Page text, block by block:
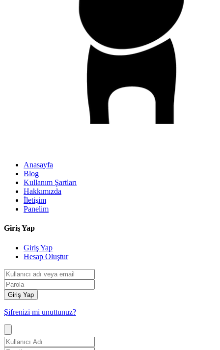
Anasayfa
Blog
Kullanım Şartları
Hakkımızda
İletişim
Panelim
Giriş Yap
Giriş Yap
Hesap Oluştur
Giriş Yap
Şifrenizi mi unuttunuz?